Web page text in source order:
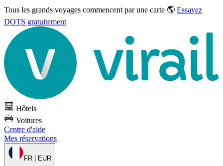
Tous les grands voyages commencent par une carte 🌎 Essayez
DOTS gratuitement
Hôtels
Voitures
Centre d'aide
Mes réservations
FR | EUR